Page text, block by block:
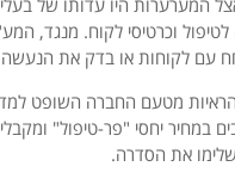
המערערות היו עדותו של
וכרטיסי לקוח. מנגד,
עם לקוחות או בדק את
מטעם החברה השופט למד
במחיר יחסי "פר-טיפול"
את הסדרה.